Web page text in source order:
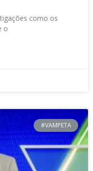
como os
o
#VAMPETA